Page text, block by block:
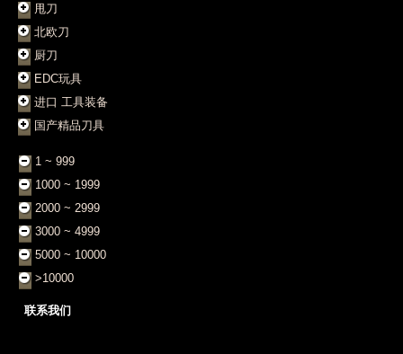
甩刀
北欧刀
厨刀
EDC玩具
进口 工具装备
国产精品刀具
1 ~ 999
1000 ~ 1999
2000 ~ 2999
3000 ~ 4999
5000 ~ 10000
>10000
联系我们